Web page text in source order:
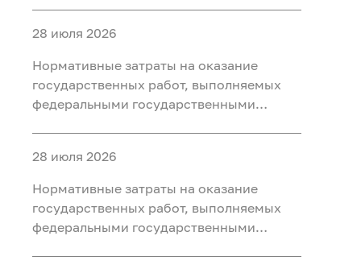
природных ресурсов» на 2027 год и
плановый период 2028 и 2029 годов
28 июля 2026
Нормативные затраты на оказание
государственных работ, выполняемых
федеральными государственными
недропользованию на 2029 год
28 июля 2026
Нормативные затраты на оказание
государственных работ, выполняемых
федеральными государственными